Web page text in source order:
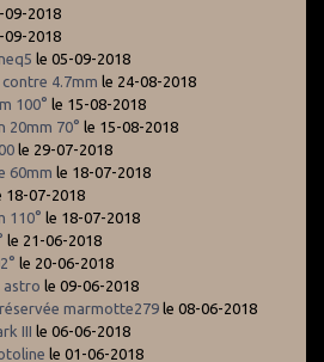
09-2018
09-2018
le 05-09-2018
4.7mm le 24-08-2018
100° le 15-08-2018
20mm 70° le 15-08-2018
le 29-07-2018
60mm le 18-07-2018
18-07-2018
110° le 18-07-2018
le 21-06-2018
le 20-06-2018
astro le 09-06-2018
marmotte279 le 08-06-2018
III le 06-06-2018
le 01-06-2018